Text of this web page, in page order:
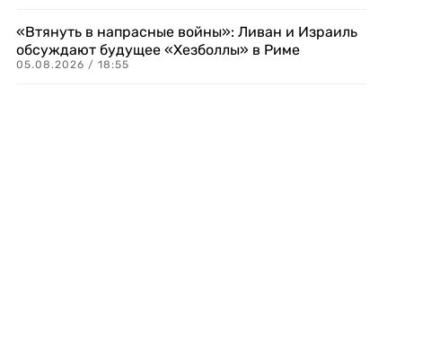
«Втянуть в напрасные войны»: Ливан и Израиль
обсуждают будущее «Хезболлы» в Риме
05.08.2026 / 18:55